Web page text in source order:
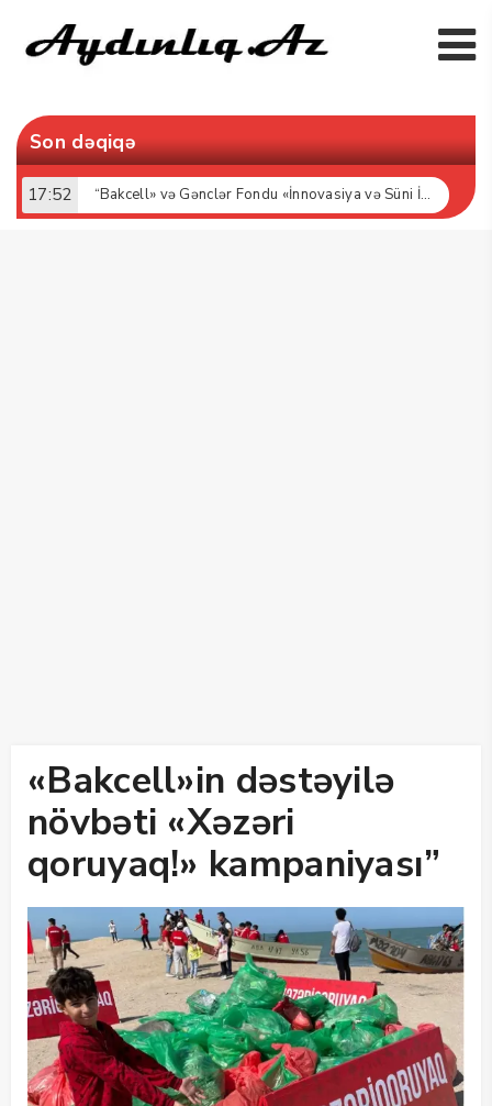
Son dəqiqə
17:52 “Bakcell» və Gənclər Fondu «İnnovasiya və Süni İntellekt» üzrə təqaüd proqramının qalibləri ilə görüş keçirib
«Bakcell»in dəstəyilə
növbəti «Xəzəri
qoruyaq!» kampaniyası”